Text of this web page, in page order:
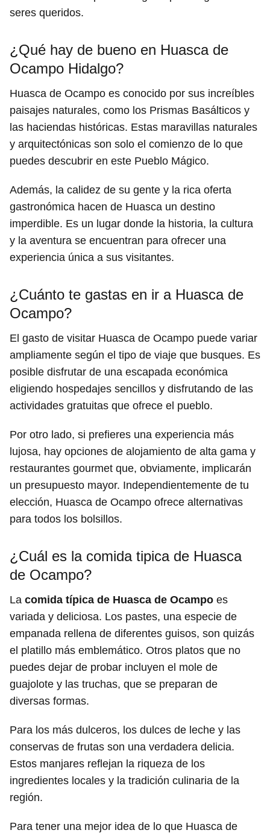
seres queridos.
¿Qué hay de bueno en Huasca de
Ocampo Hidalgo?
Huasca de Ocampo es conocido por sus increíbles
paisajes naturales, como los Prismas Basálticos y
las haciendas históricas. Estas maravillas naturales
y arquitectónicas son solo el comienzo de lo que
puedes descubrir en este Pueblo Mágico.
Además, la calidez de su gente y la rica oferta
gastronómica hacen de Huasca un destino
imperdible. Es un lugar donde la historia, la cultura
y la aventura se encuentran para ofrecer una
experiencia única a sus visitantes.
¿Cuánto te gastas en ir a Huasca de
Ocampo?
El gasto de visitar Huasca de Ocampo puede variar
ampliamente según el tipo de viaje que busques. Es
posible disfrutar de una escapada económica
eligiendo hospedajes sencillos y disfrutando de las
actividades gratuitas que ofrece el pueblo.
Por otro lado, si prefieres una experiencia más
lujosa, hay opciones de alojamiento de alta gama y
restaurantes gourmet que, obviamente, implicarán
un presupuesto mayor. Independientemente de tu
elección, Huasca de Ocampo ofrece alternativas
para todos los bolsillos.
¿Cuál es la comida tipica de Huasca
de Ocampo?
La comida típica de Huasca de Ocampo es
variada y deliciosa. Los pastes, una especie de
empanada rellena de diferentes guisos, son quizás
el platillo más emblemático. Otros platos que no
puedes dejar de probar incluyen el mole de
guajolote y las truchas, que se preparan de
diversas formas.
Para los más dulceros, los dulces de leche y las
conservas de frutas son una verdadera delicia.
Estos manjares reflejan la riqueza de los
ingredientes locales y la tradición culinaria de la
región.
Para tener una mejor idea de lo que Huasca de